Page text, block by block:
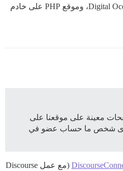
لدي Discourse على Digital Ocean droplet، وموقع PHP على خادم
معينة على موقعنا على
لدى شخص ما حساب عضو في
(مع عمل Discourse